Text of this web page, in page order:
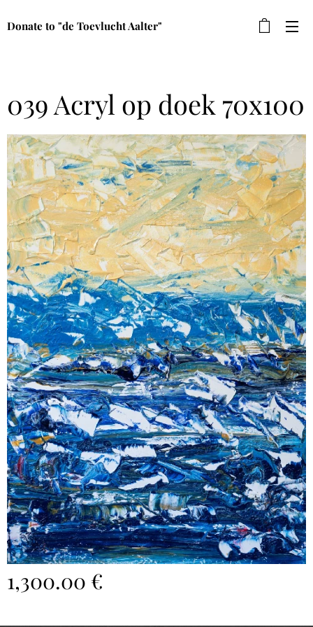
Donate to "de Toevlucht Aalter"
039 Acryl op doek 70x100
1,300.00 €